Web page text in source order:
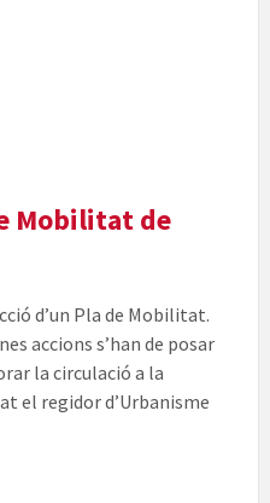
Mobilitat de
d’un Pla de Mobilitat.
accions s’han de posar
la circulació a la
el regidor d’Urbanisme